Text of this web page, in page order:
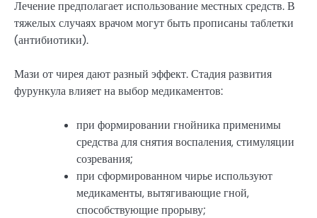
Лечение предполагает использование местных средств. В
тяжелых случаях врачом могут быть прописаны таблетки
(антибиотики).
Мази от чирея дают разный эффект. Стадия развития
фурункула влияет на выбор медикаментов:
при формировании гнойника применимы
средства для снятия воспаления, стимуляции
созревания;
при сформированном чирье используют
медикаменты, вытягивающие гной,
способствующие прорыву;